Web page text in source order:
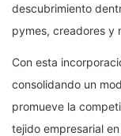
descubrimiento
pymes, creadores y
Con esta
consolidando un
promueve la
tejido empresarial